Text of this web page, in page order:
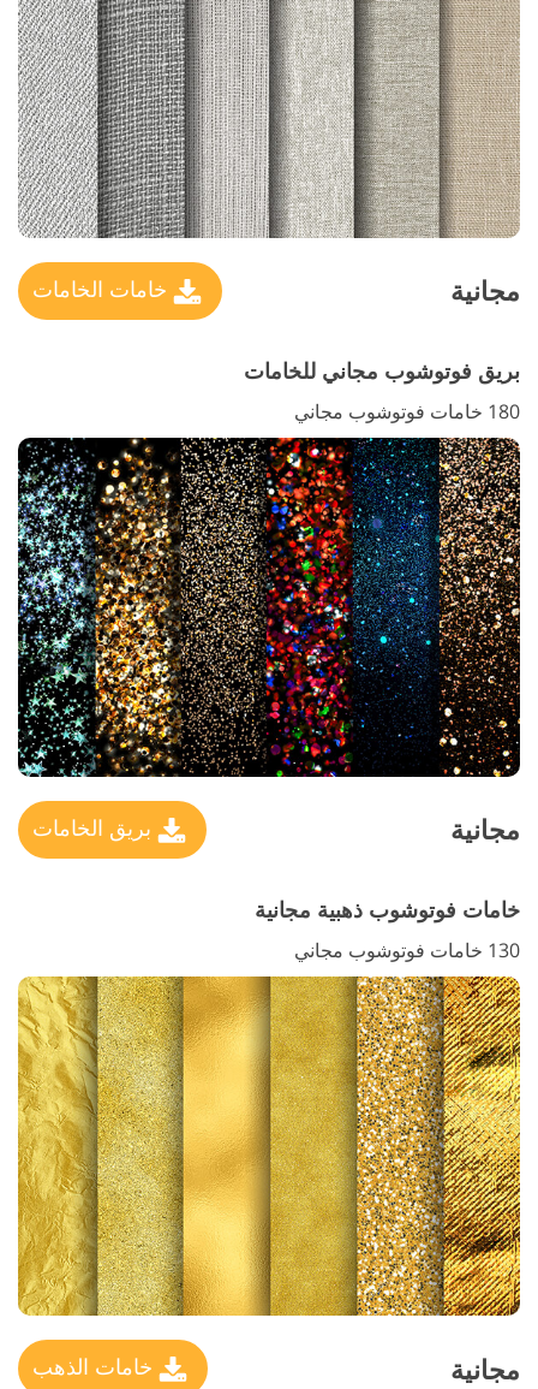
مجانية خامات الخامات
بريق فوتوشوب مجاني للخامات
180 خامات فوتوشوب مجاني
مجانية بريق الخامات
خامات فوتوشوب ذهبية مجانية
130 خامات فوتوشوب مجاني
مجانية خامات الذهب